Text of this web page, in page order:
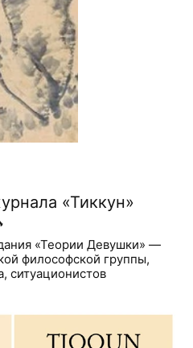
«Тиккун»
«Теории Девушки» —
философской группы,
ситуационистов